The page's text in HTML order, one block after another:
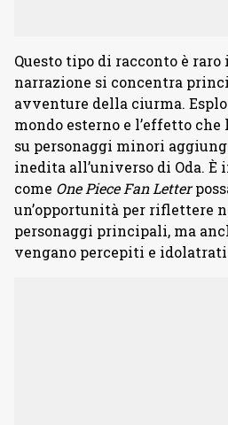
Questo tipo di racconto è raro
narrazione si concentra
avventure della ciurma.
mondo esterno e l’effetto
su personaggi minori
inedita all’universo di Oda. È
come One Piece Fan Letter
un’opportunità per riflettere
personaggi principali, ma
vengano percepiti e